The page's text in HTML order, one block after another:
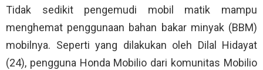
Tidak sedikit pengemudi mobil matik mampu
menghemat penggunaan bahan bakar minyak (BBM)
mobilnya. Seperti yang dilakukan oleh Dilal Hidayat
(24), pengguna Honda Mobilio dari komunitas Mobilio